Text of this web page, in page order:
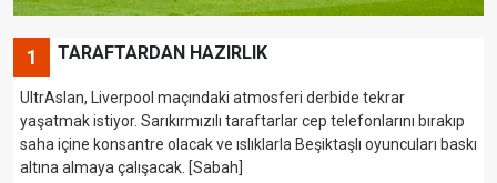
1 TARAFTARDAN HAZIRLIK
UltrAslan, Liverpool maçındaki atmosferi derbide tekrar
yaşatmak istiyor. Sarıkırmızılı taraftarlar cep telefonlarını bırakıp
saha içine konsantre olacak ve ıslıklarla Beşiktaşlı oyuncuları baskı
altına almaya çalışacak. [Sabah]